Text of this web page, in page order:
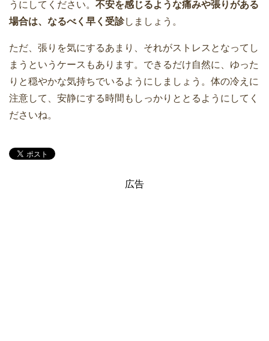
うにしてください。 不安を感じるような痛みや張りがある
場合は、なるべく早く受診しましょう。
ただ、張りを気にするあまり、それがストレスとなってし
まうというケースもあります。できるだけ自然に、ゆった
りと穏やかな気持ちでいるようにしましょう。体の冷えに
注意して、安静にする時間もしっかりととるようにしてく
ださいね。
広告